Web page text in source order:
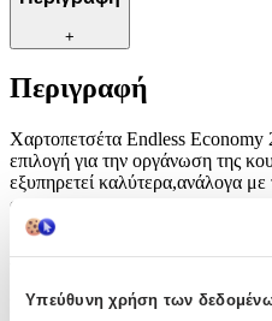
Υπεύθυνη χρήση των
+
Περιγραφή
Χαρτοπετσέτα Endless Economy
επιλογή για την οργάνωση της
εξυπηρετεί καλύτερα,ανάλογα με
σας.
Χαρακτηριστικά
Κατασκευαστής: